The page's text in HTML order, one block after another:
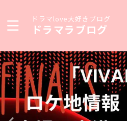
ドラマlove大好きブログ
ドラマラブログ